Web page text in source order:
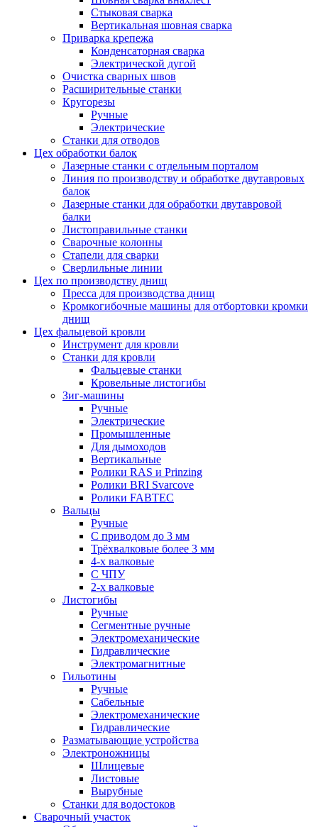
Стыковая сварка
Вертикальная шовная сварка
Приварка крепежа
Конденсаторная сварка
Электрической дугой
Очистка сварных швов
Расширительные станки
Кругорезы
Ручные
Электрические
Станки для отводов
Цех обработки балок
Лазерные станки с отдельным порталом
Линия по производству и обработке двутавровых
балок
Лазерные станки для обработки двутавровой
балки
Листоправильные станки
Сварочные колонны
Стапели для сварки
Сверлильные линии
Цех по производству днищ
Пресса для производства днищ
Кромкогибочные машины для отбортовки кромки
днищ
Цех фальцевой кровли
Инструмент для кровли
Станки для кровли
Фальцевые станки
Кровельные листогибы
Зиг-машины
Ручные
Электрические
Промышленные
Для дымоходов
Вертикальные
Ролики RAS и Prinzing
Ролики BRI Svarcove
Ролики FABTEC
Вальцы
Ручные
С приводом до 3 мм
Трёхвалковые более 3 мм
4-х валковые
С ЧПУ
2-х валковые
Листогибы
Ручные
Сегментные ручные
Электромеханические
Гидравлические
Электромагнитные
Гильотины
Ручные
Сабельные
Электромеханические
Гидравлические
Разматывающие устройства
Электроножницы
Шлицевые
Листовые
Вырубные
Станки для водостоков
Сварочный участок